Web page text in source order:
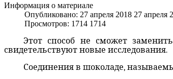
Информация о материале
Опубликовано: 27 апреля 2018 27 апреля
Просмотров: 1714 1714
Этот способ не сможет
свидетельствуют новые исследования.
Соединения в шоколаде,